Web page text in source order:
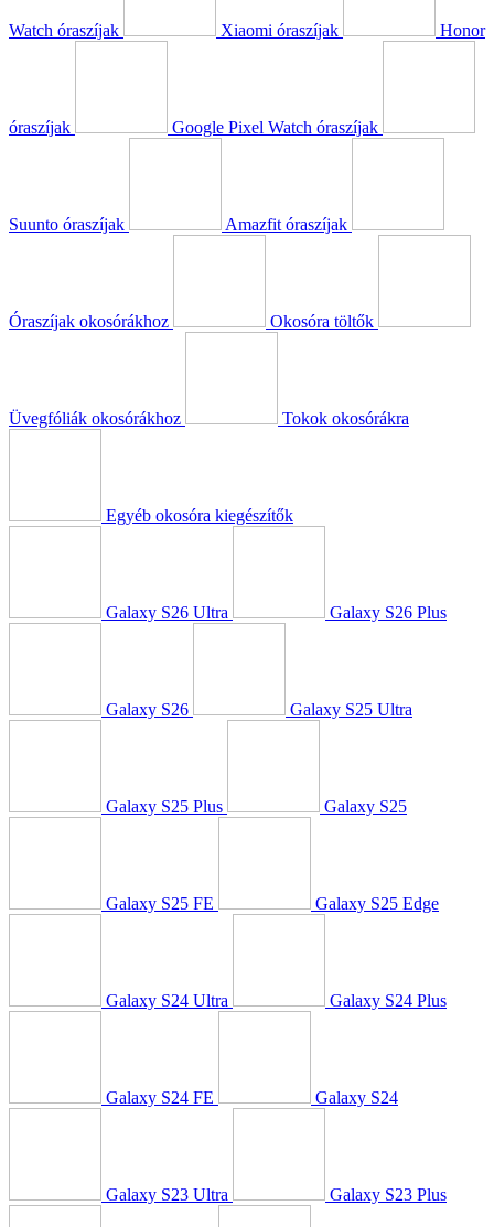
Watch óraszíjak Xiaomi óraszíjak Honor
óraszíjak Google Pixel Watch óraszíjak
Suunto óraszíjak Amazfit óraszíjak
Óraszíjak okosórákhoz Okosóra töltők
Üvegfóliák okosórákhoz Tokok okosórákra
Egyéb okosóra kiegészítők
Galaxy S26 Ultra Galaxy S26 Plus
Galaxy S26 Galaxy S25 Ultra
Galaxy S25 Plus Galaxy S25
Galaxy S25 FE Galaxy S25 Edge
Galaxy S24 Ultra Galaxy S24 Plus
Galaxy S24 FE Galaxy S24
Galaxy S23 Ultra Galaxy S23 Plus